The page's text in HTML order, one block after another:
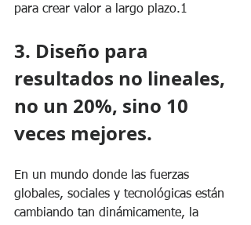
para crear valor a largo plazo.1
3. Diseño para
resultados no lineales,
no un 20%, sino 10
veces mejores.
En un mundo donde las fuerzas
globales, sociales y tecnológicas están
cambiando tan dinámicamente, la